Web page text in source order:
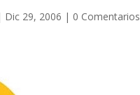
Dic 29, 2006 | 0 Comentarios